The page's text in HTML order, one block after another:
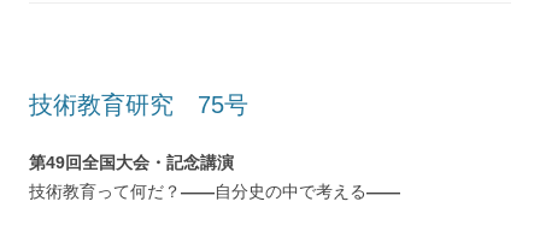
技術教育研究 75号
第49回全国大会・記念講演
技術教育って何だ？――自分史の中で考える――